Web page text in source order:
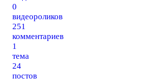
0
видеороликов
251
комментариев
1
тема
24
постов